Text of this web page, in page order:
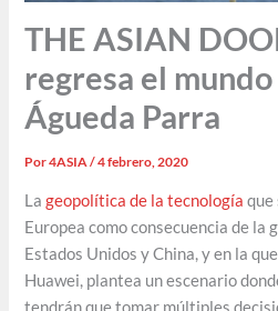
THE ASIAN
regresa el
Águeda Parra
Por4ASIA/4 febrero, 2020
Lageopolítica de la tecnología que
Europea como consecuencia de la
Estados Unidos y China, y en la
Huawei, plantea un escenario
tendrán que tomar múltiples